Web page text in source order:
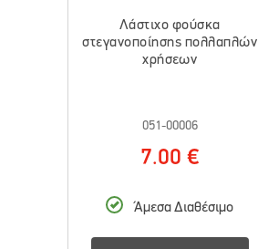
Λάστιχο φούσκα
στεγανοποίησης πολλαπλών
χρήσεων
051-00006
7.00 €
Άμεσα Διαθέσιμο